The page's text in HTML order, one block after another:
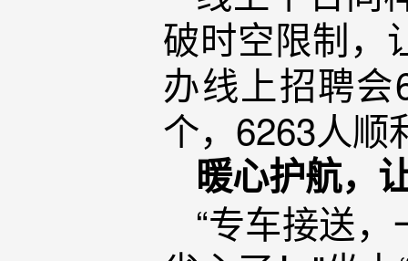
破时空限制，
办线上招聘
个，6263人顺
暖心护航，
“专车接送